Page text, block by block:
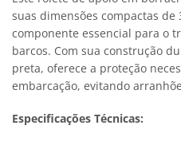
suas dimensões compactas de
componente essencial para o
barcos. Com sua construção
preta, oferece a proteção
embarcação, evitando
Especificações Técnicas: